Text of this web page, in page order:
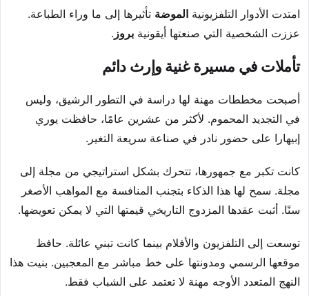
امتدت الأدوار التلفزيونية الموضة تأثيرها إلى ما وراء الطباعة.
عززت الشخصية التي صنعتها أيقونية بروز .
تأملات في مسيرة غنية وإرث دائم
أصبحت مخططات مهنة لها دراسة في التطور الرشيق، وليس
في التجديد المحموم. لأكثر من عشرين عامًا، حافظت يوري
إبيهارا على حضور نادر في صناعة سريعة التغير.
كانت تكبر مع جمهورها، تتحرك بشكل استراتيجي من مجلة إلى
مجلة. سمح لها هذا الذكاء بتجنب المنافسة مع المواهب الأصغر
سنًا. أثبت عقدها المزدوج التاريخي قيمتها التي لا يمكن تعويضها.
توسعت إلى التلفزيون والأفلام بينما كانت تبني عائلة. حافظ
موقعها الرسمي ومدونتها على خط مباشر مع المعجبين. بنيت هذا
النهج المتعدد الأوجه مهنة لا تعتمد على الشباب فقط.